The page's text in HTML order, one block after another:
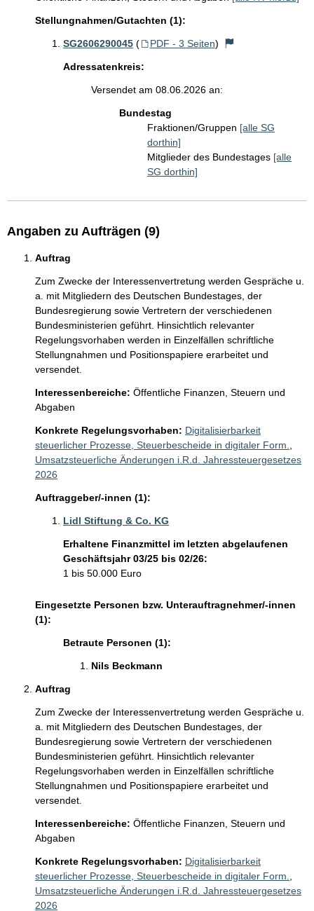
Stellungnahmen/Gutachten (1):
SG2606290045 ( PDF - 3 Seiten)
Adressatenkreis:
Versendet am 08.06.2026 an:
Bundestag
Fraktionen/Gruppen [alle SG
dorthin]
Mitglieder des Bundestages [alle
SG dorthin]
Angaben zu Aufträgen (9)
Auftrag
Zum Zwecke der Interessenvertretung werden Gespräche u.
a. mit Mitgliedern des Deutschen Bundestages, der
Bundesregierung sowie Vertretern der verschiedenen
Bundesministerien geführt. Hinsichtlich relevanter
Regelungsvorhaben werden in Einzelfällen schriftliche
Stellungnahmen und Positionspapiere erarbeitet und
versendet.
Interessenbereiche: Öffentliche Finanzen, Steuern und
Abgaben
Konkrete Regelungsvorhaben: Digitalisierbarkeit
steuerlicher Prozesse, Steuerbescheide in digitaler Form.
Umsatzsteuerliche Änderungen i.R.d. Jahressteuergesetzes
2026
Auftraggeber/-innen (1):
Lidl Stiftung & Co. KG
Erhaltene Finanzmittel im letzten abgelaufenen
Geschäftsjahr 03/25 bis 02/26:
1 bis 50.000 Euro
Eingesetzte Personen bzw. Unterauftragnehmer/-innen
(1):
Betraute Personen (1):
Nils Beckmann
Auftrag
Zum Zwecke der Interessenvertretung werden Gespräche u.
a. mit Mitgliedern des Deutschen Bundestages, der
Bundesregierung sowie Vertretern der verschiedenen
Bundesministerien geführt. Hinsichtlich relevanter
Regelungsvorhaben werden in Einzelfällen schriftliche
Stellungnahmen und Positionspapiere erarbeitet und
versendet.
Interessenbereiche: Öffentliche Finanzen, Steuern und
Abgaben
Konkrete Regelungsvorhaben: Digitalisierbarkeit
steuerlicher Prozesse, Steuerbescheide in digitaler Form.
Umsatzsteuerliche Änderungen i.R.d. Jahressteuergesetzes
2026